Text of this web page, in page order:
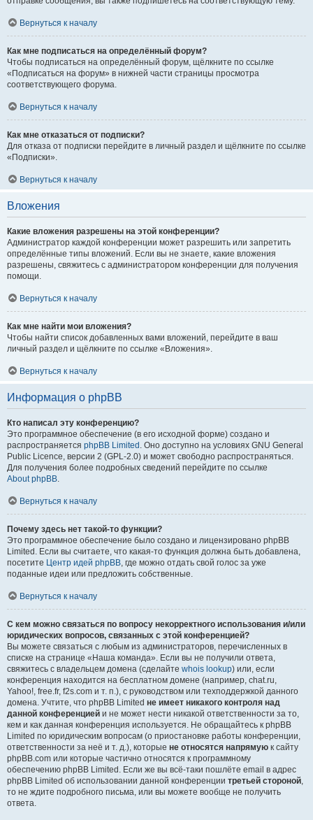
Вернуться к началу
Как мне подписаться на определённый форум?
Чтобы подписаться на определённый форум, щёлкните по ссылке
«Подписаться на форум» в нижней части страницы просмотра
соответствующего форума.
Вернуться к началу
Как мне отказаться от подписки?
Для отказа от подписки перейдите в личный раздел и щёлкните по ссылке
«Подписки».
Вернуться к началу
Вложения
Какие вложения разрешены на этой конференции?
Администратор каждой конференции может разрешить или запретить
определённые типы вложений. Если вы не знаете, какие вложения
разрешены, свяжитесь с администратором конференции для получения
помощи.
Вернуться к началу
Как мне найти мои вложения?
Чтобы найти список добавленных вами вложений, перейдите в ваш
личный раздел и щёлкните по ссылке «Вложения».
Вернуться к началу
Информация о phpBB
Кто написал эту конференцию?
Это программное обеспечение (в его исходной форме) создано и
распространяется phpBB Limited . Оно доступно на условиях GNU General
Public Licence, версии 2 (GPL-2.0) и может свободно распространяться.
Для получения более подробных сведений перейдите по ссылке
About phpBB.
Вернуться к началу
Почему здесь нет такой-то функции?
Это программное обеспечение было создано и лицензировано phpBB
Limited. Если вы считаете, что какая-то функция должна быть добавлена,
посетите Центр идей phpBB, где можно отдать свой голос за уже
поданные идеи или предложить собственные.
Вернуться к началу
С кем можно связаться по вопросу некорректного использования и/или
юридических вопросов, связанных с этой конференцией?
Вы можете связаться с любым из администраторов, перечисленных в
списке на странице «Наша команда». Если вы не получили ответа,
свяжитесь с владельцем домена (сделайте whois lookup) или, если
конференция находится на бесплатном домене (например, chat.ru,
Yahoo!, free.fr, f2s.com и т. п.), с руководством или техподдержкой данного
домена. Учтите, что phpBB Limited не имеет никакого контроля над
данной конференцией и не может нести никакой ответственности за то,
кем и как данная конференция используется. Не обращайтесь к phpBB
Limited по юридическим вопросам (о приостановке работы конференции,
ответственности за неё и т. д.), которые не относятся напрямую к сайту
phpBB.com или которые частично относятся к программному
обеспечению phpBB Limited. Если же вы всё-таки пошлёте email в адрес
phpBB Limited об использовании данной конференции третьей стороной,
то не ждите подробного письма, или вы можете вообще не получить
ответа.